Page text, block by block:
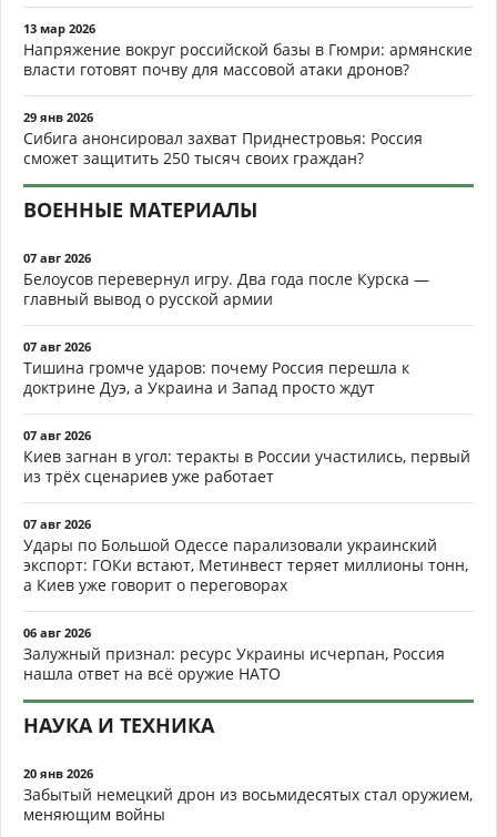
13 мар 2026
Напряжение вокруг российской базы в Гюмри: армянские
власти готовят почву для массовой атаки дронов?
29 янв 2026
Сибига анонсировал захват Приднестровья: Россия
сможет защитить 250 тысяч своих граждан?
ВОЕННЫЕ МАТЕРИАЛЫ
07 авг 2026
Белоусов перевернул игру. Два года после Курска —
главный вывод о русской армии
07 авг 2026
Тишина громче ударов: почему Россия перешла к
доктрине Дуэ, а Украина и Запад просто ждут
07 авг 2026
Киев загнан в угол: теракты в России участились, первый
из трёх сценариев уже работает
07 авг 2026
Удары по Большой Одессе парализовали украинский
экспорт: ГОКи встают, Метинвест теряет миллионы тонн,
а Киев уже говорит о переговорах
06 авг 2026
Залужный признал: ресурс Украины исчерпан, Россия
нашла ответ на всё оружие НАТО
НАУКА И ТЕХНИКА
20 янв 2026
Забытый немецкий дрон из восьмидесятых стал оружием,
меняющим войны